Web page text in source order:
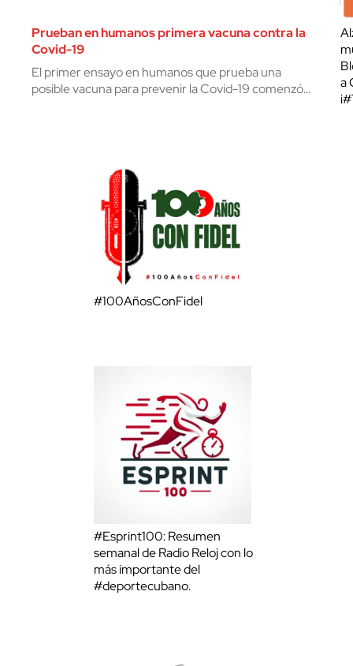
Prueban en humanos primera vacuna contra la
Covid-19
El primer ensayo en humanos que prueba una
posible vacuna para prevenir la Covid-19 comenzó…
a
#100AñosConFidel
#Esprint100: Resumen
semanal de Radio Reloj con lo
más importante del
#deportecubano.